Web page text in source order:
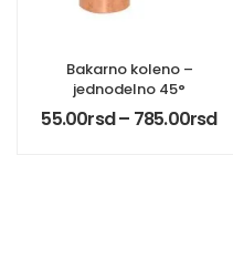
Bakarno koleno –
jednodelno 45°
55.00rsd– 785.00rsd